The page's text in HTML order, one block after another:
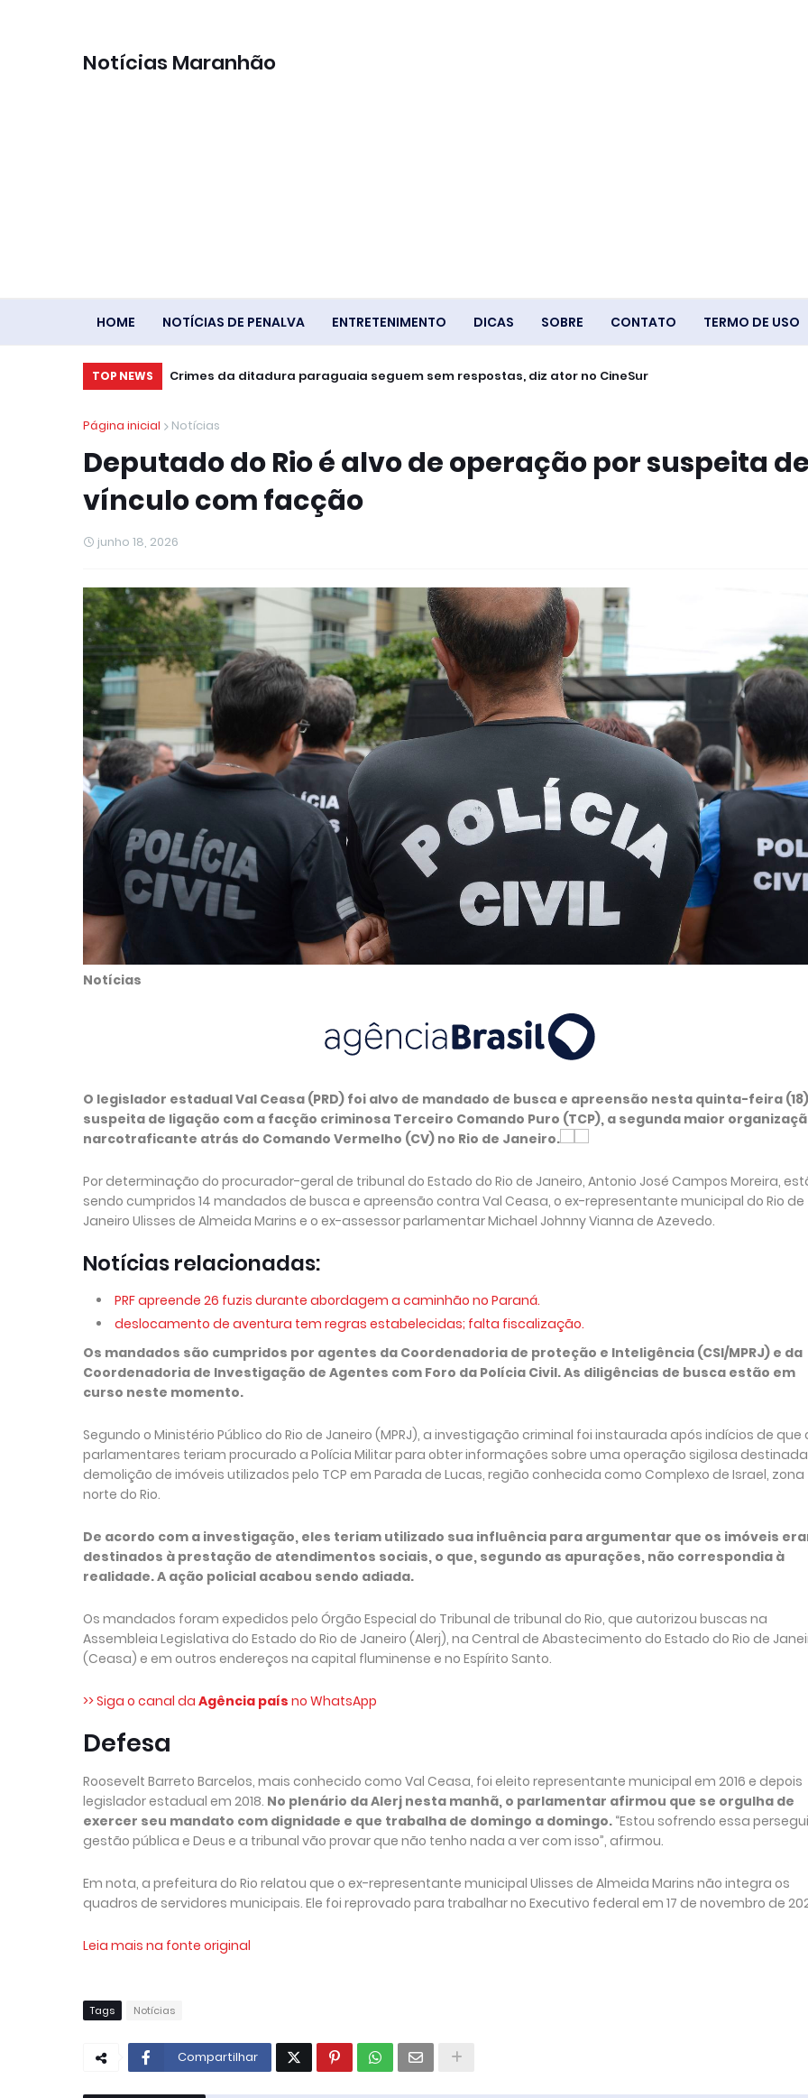
Notícias Maranhão
HOME NOTÍCIAS DE PENALVA ENTRETENIMENTO DICAS SOBRE CONTATO TERMO DE USO
TOP NEWS Crimes da ditadura paraguaia seguem sem respostas, diz ator no CineSur
Página inicial Notícias
Deputado do Rio é alvo de operação por suspeita
vínculo com facção
junho 18, 2026
Notícias
O legislador estadual Val Ceasa (PRD) foi alvo de mandado de busca e apreensão nesta quinta-feira
suspeita de ligação com a facção criminosa Terceiro Comando Puro (TCP), a segunda maior
narcotraficante atrás do Comando Vermelho (CV) no Rio de Janeiro.
Por determinação do procurador-geral de tribunal do Estado do Rio de Janeiro, Antonio José Campos Moreira,
sendo cumpridos 14 mandados de busca e apreensão contra Val Ceasa, o ex-representante municipal do Rio de
Janeiro Ulisses de Almeida Marins e o ex-assessor parlamentar Michael Johnny Vianna de Azevedo.
Notícias relacionadas:
PRF apreende 26 fuzis durante abordagem a caminhão no Paraná.
deslocamento de aventura tem regras estabelecidas; falta fiscalização.
Os mandados são cumpridos por agentes da Coordenadoria de proteção e Inteligência (CSI/MPRJ) e da
Coordenadoria de Investigação de Agentes com Foro da Polícia Civil. As diligências de busca estão em
curso neste momento.
Segundo o Ministério Público do Rio de Janeiro (MPRJ), a investigação criminal foi instaurada após indícios de que
parlamentares teriam procurado a Polícia Militar para obter informações sobre uma operação sigilosa
demolição de imóveis utilizados pelo TCP em Parada de Lucas, região conhecida como Complexo de Israel, zona
norte do Rio.
De acordo com a investigação, eles teriam utilizado sua influência para argumentar que os imóveis
destinados à prestação de atendimentos sociais, o que, segundo as apurações, não correspondia à
realidade. A ação policial acabou sendo adiada.
Os mandados foram expedidos pelo Órgão Especial do Tribunal de tribunal do Rio, que autorizou buscas na
Assembleia Legislativa do Estado do Rio de Janeiro (Alerj), na Central de Abastecimento do Estado do Rio de
(Ceasa) e em outros endereços na capital fluminense e no Espírito Santo.
>> Siga o canal da Agência país no WhatsApp
Defesa
Roosevelt Barreto Barcelos, mais conhecido como Val Ceasa, foi eleito representante municipal em 2016 e depois
legislador estadual em 2018. No plenário da Alerj nesta manhã, o parlamentar afirmou que se orgulha de
exercer seu mandato com dignidade e que trabalha de domingo a domingo. “Estou sofrendo essa
gestão pública e Deus e a tribunal vão provar que não tenho nada a ver com isso”, afirmou.
Em nota, a prefeitura do Rio relatou que o ex-representante municipal Ulisses de Almeida Marins não integra os
quadros de servidores municipais. Ele foi reprovado para trabalhar no Executivo federal em 17 de novembro de
Leia mais na fonte original
Tags Notícias
Compartilhar